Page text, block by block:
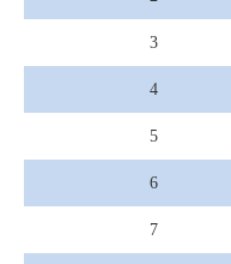
3
4
5
6
7